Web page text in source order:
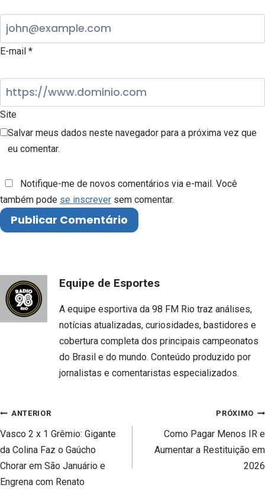
E-mail *
Site
Salvar meus dados neste navegador para a próxima vez que
eu comentar.
Notifique-me de novos comentários via e-mail. Você
também pode se inscrever sem comentar.
Equipe de Esportes
A equipe esportiva da 98 FM Rio traz análises,
notícias atualizadas, curiosidades, bastidores e
cobertura completa dos principais campeonatos
do Brasil e do mundo. Conteúdo produzido por
jornalistas e comentaristas especializados.
Navegação
de
Post
ANTERIOR
Vasco 2 x 1 Grêmio: Gigante
da Colina Faz o Gaúcho
Chorar em São Januário e
Engrena com Renato
PRÓXIMO
Como Pagar Menos IR e
Aumentar a Restituição em
2026